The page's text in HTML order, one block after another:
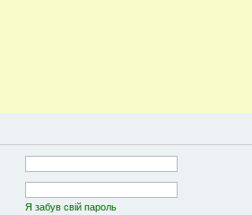
Я забув свій пароль